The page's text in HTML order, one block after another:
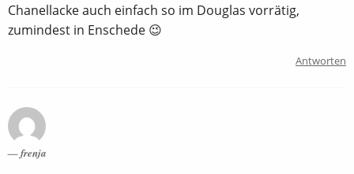
Chanellacke auch einfach so im Douglas vorrätig,
zumindest in Enschede 😉
Antworten
frenja